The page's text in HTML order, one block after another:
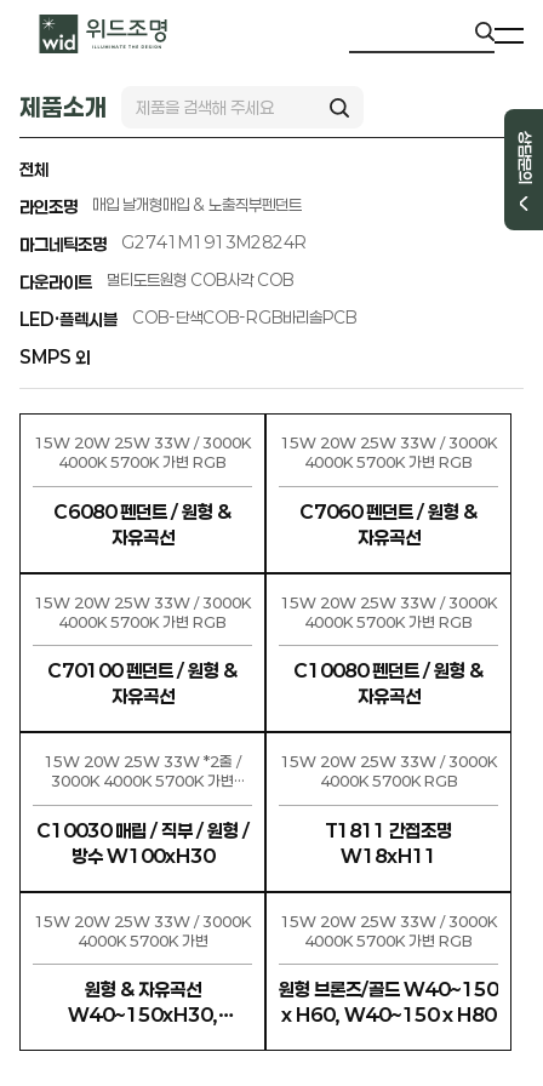
상담문의
제품소개
전체
라인조명
매입 날개형매입 & 노출직부펜던트
마그네틱조명 G2741 M1913M2824R
다운라이트 멀티도트원형 COB사각 COB
LED·플렉시블 COB-단색COB-RGB바리솔PCB
SMPS 외
15W 20W 25W 33W / 3000K
4000K 5700K 가변 RGB
C6080 펜던트 / 원형 &
자유곡선
15W 20W 25W 33W / 3000K
4000K 5700K 가변 RGB
C7060 펜던트 / 원형 &
자유곡선
15W 20W 25W 33W / 3000K
4000K 5700K 가변 RGB
C70100 펜던트 / 원형 &
자유곡선
15W 20W 25W 33W / 3000K
4000K 5700K 가변 RGB
C10080 펜던트 / 원형 &
자유곡선
15W 20W 25W 33W *2줄 /
3000K 4000K 5700K 가변
C10030 매립 / 직부 / 원형 /
방수 W100xH30
15W 20W 25W 33W / 3000K
4000K 5700K RGB
T1811 간접조명
W18xH11
15W 20W 25W 33W / 3000K
4000K 5700K 가변
원형 & 자유곡선
W40~150xH30,
15W 20W 25W 33W / 3000K
4000K 5700K 가변 RGB
원형 브론즈/골드 W40~150
x H60, W40~150 x H80